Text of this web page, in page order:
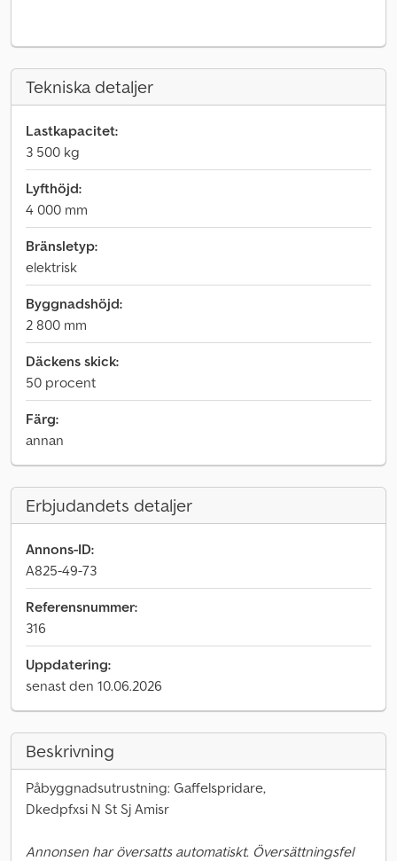
Tekniska detaljer
Lastkapacitet:
3 500 kg
Lyfthöjd:
4 000 mm
Bränsletyp:
elektrisk
Byggnadshöjd:
2 800 mm
Däckens skick:
50 procent
Färg:
annan
Erbjudandets detaljer
Annons-ID:
A825-49-73
Referensnummer:
316
Uppdatering:
senast den 10.06.2026
Beskrivning
Påbyggnadsutrustning: Gaffelspridare,
Dkedpfxsi N St Sj Amisr
Annonsen har översatts automatiskt. Översättningsfel